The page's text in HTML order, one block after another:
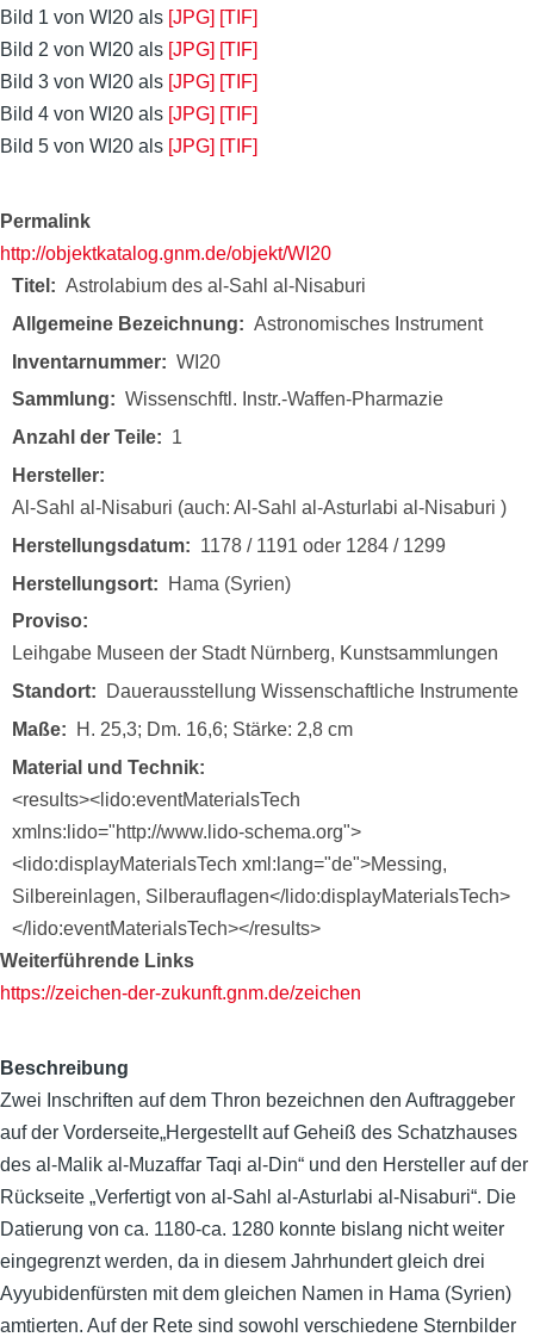
Bild 1 von WI20 als [JPG] [TIF]
Bild 2 von WI20 als [JPG] [TIF]
Bild 3 von WI20 als [JPG] [TIF]
Bild 4 von WI20 als [JPG] [TIF]
Bild 5 von WI20 als [JPG] [TIF]
Permalink
http://objektkatalog.gnm.de/objekt/WI20
Titel
Astrolabium des al-Sahl al-Nisaburi
Allgemeine Bezeichnung
Astronomisches Instrument
Inventarnummer
WI20
Sammlung
Wissenschftl. Instr.-Waffen-Pharmazie
Anzahl der Teile
1
Hersteller
Al-Sahl al-Nisaburi (auch: Al-Sahl al-Asturlabi al-Nisaburi )
Herstellungsdatum
1178 / 1191 oder 1284 / 1299
Herstellungsort
Hama (Syrien)
Proviso
Leihgabe Museen der Stadt Nürnberg, Kunstsammlungen
Standort
Dauerausstellung Wissenschaftliche Instrumente
Maße
H. 25,3; Dm. 16,6; Stärke: 2,8 cm
Material und Technik
<results><lido:eventMaterialsTech
xmlns:lido="http://www.lido-schema.org">
<lido:displayMaterialsTech xml:lang="de">Messing,
Silbereinlagen, Silberauflagen</lido:displayMaterialsTech>
</lido:eventMaterialsTech></results>
Weiterführende Links
https://zeichen-der-zukunft.gnm.de/zeichen
Beschreibung
Zwei Inschriften auf dem Thron bezeichnen den Auftraggeber
auf der Vorderseite„Hergestellt auf Geheiß des Schatzhauses
des al-Malik al-Muzaffar Taqi al-Din“ und den Hersteller auf der
Rückseite „Verfertigt von al-Sahl al-Asturlabi al-Nisaburi“. Die
Datierung von ca. 1180-ca. 1280 konnte bislang nicht weiter
eingegrenzt werden, da in diesem Jahrhundert gleich drei
Ayyubidenfürsten mit dem gleichen Namen in Hama (Syrien)
amtierten. Auf der Rete sind sowohl verschiedene Sternbilder